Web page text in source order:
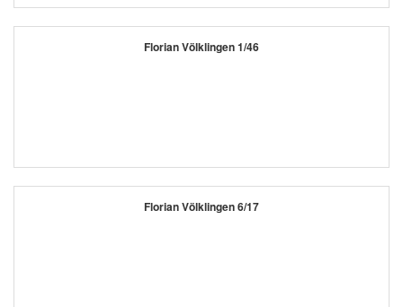
Florian Völklingen 1/46
Florian Völklingen 6/17